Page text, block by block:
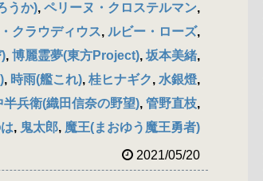
うか), ペリーヌ・クロステルマン,
クラウディウス, ルビー・ローズ,
, 博麗霊夢(東方Project), 坂本美緒,
, 時雨(艦これ), 桂ヒナギク, 水銀燈,
半兵衛(織田信奈の野望), 管野直枝,
, 鬼太郎, 魔王(まおゆう魔王勇者)
2021/05/20